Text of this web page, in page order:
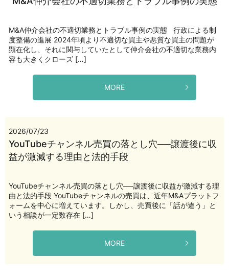
M&A仲介会社の不適切業務とトラブル事例の実態 行政による制
度整備の進展 2024年頃より不適切な買主や悪質な買主の問題が
顕在化し、それに関与していたとして仲介会社の不適切な業務内
容も大きくクローズ […]
MORE
2026/07/23
YouTubeチャンネル売買の落とし穴──譲渡後に収
益が激減する理由と法的手段
YouTubeチャンネル売買の落とし穴──譲渡後に収益が激減する理
由と法的手段 YouTubeチャンネルの売買は、近年M&Aプラットフ
ォームを中心に増えています。しかし、売買後に「話が違う」と
いう相談が一定数存在 […]
MORE